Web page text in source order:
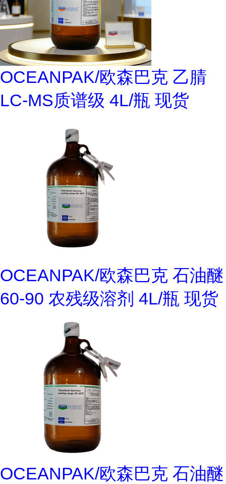
OCEANPAK/欧森巴克 乙腈
LC-MS质谱级 4L/瓶 现货
OCEANPAK/欧森巴克 石油醚
60-90 农残级溶剂 4L/瓶 现货
OCEANPAK/欧森巴克 石油醚